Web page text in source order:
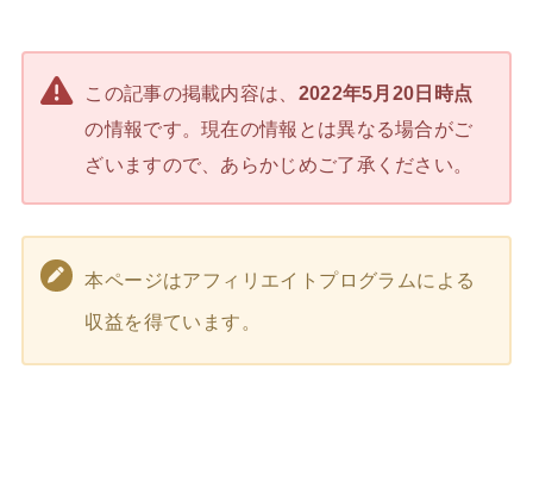
この記事の掲載内容は、 2022年5月20日時点
の情報です。現在の情報とは異なる場合がご
ざいますので、あらかじめご了承ください。
本ページはアフィリエイトプログラムによる
収益を得ています。